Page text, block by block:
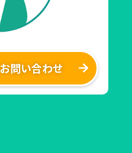
問い合わせ